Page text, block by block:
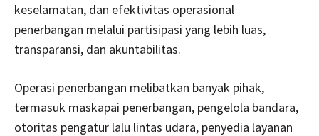
keselamatan, dan efektivitas operasional
penerbangan melalui partisipasi yang lebih luas,
transparansi, dan akuntabilitas.
Operasi penerbangan melibatkan banyak pihak,
termasuk maskapai penerbangan, pengelola bandara,
otoritas pengatur lalu lintas udara, penyedia layanan